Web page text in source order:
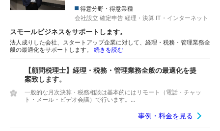
得意分野・得意業種
会社設立 確定申告 経理・決算 IT・インターネット
スモールビジネスをサポートします。
法人成りした会社、スタートアップ企業に対して、経理・税務・管理業務全
般の最適化をサポートします。 続きを読む
【顧問税理士】経理・税務・管理業務全般の最適化を提
案致します。
一般的な月次決算・税務相談は基本的にはリモート（電話・チャッ
ト・メール・ビデオ会議）で行います。...
事例・料金を見る